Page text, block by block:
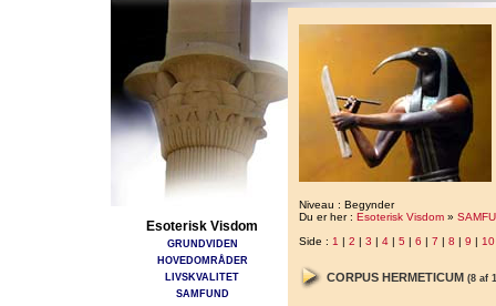
Esoterisk Visdom
GRUNDVIDEN
HOVEDOMRÅDER
LIVSKVALITET
SAMFUND
Niveau : Begynder
Du er her : Esoterisk Visdom »
Side : 1 | 2 | 3 | 4 | 5 | 6 | 7 | 8 | 9 | 10
CORPUS HERMETICUM (8 af